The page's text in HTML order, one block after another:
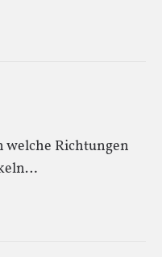
Richtungen